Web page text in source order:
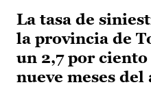
La tasa de
la provincia de
un 2,7 por
nueve meses del